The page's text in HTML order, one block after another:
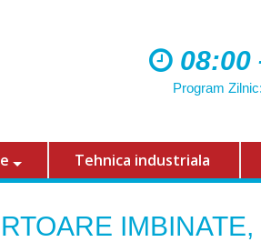
08:00
Program
Tehnica industriala